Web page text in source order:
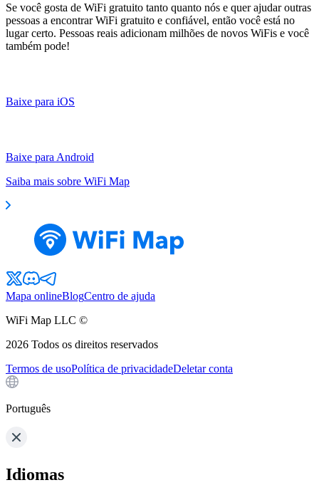
Se você gosta de WiFi gratuito tanto quanto nós e quer ajudar outras
pessoas a encontrar WiFi gratuito e confiável, então você está no
lugar certo. Pessoas reais adicionam milhões de novos WiFis e você
também pode!
Baixe para iOS
Baixe para Android
Saiba mais sobre WiFi Map
Mapa onlineBlogCentro de ajuda
WiFi Map LLC ©
2026 Todos os direitos reservados
Termos de usoPolítica de privacidadeDeletar conta
Português
Idiomas